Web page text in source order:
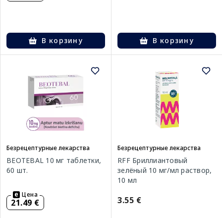
В корзину В корзину
Безрецептурные лекарства
BEOTEBAL 10 мг таблетки,
60 шт.
Цена
21.49 €
Безрецептурные лекарства
RFF Бриллиантовый
зелёный 10 мг/мл раствор,
10 мл
3.55 €